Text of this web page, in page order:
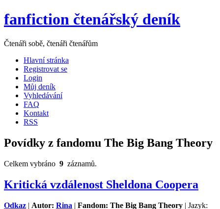
fanfiction čtenářský deník
Čtenáři sobě, čtenáři čtenářům
Hlavní stránka
Registrovat se
Login
Můj deník
Vyhledávání
FAQ
Kontakt
RSS
Povídky z fandomu The Big Bang Theory
Celkem vybráno 9 záznamů.
Kritická vzdálenost Sheldona Coopera
Odkaz | Autor: Rina | Fandom: The Big Bang Theory | Jazyk: